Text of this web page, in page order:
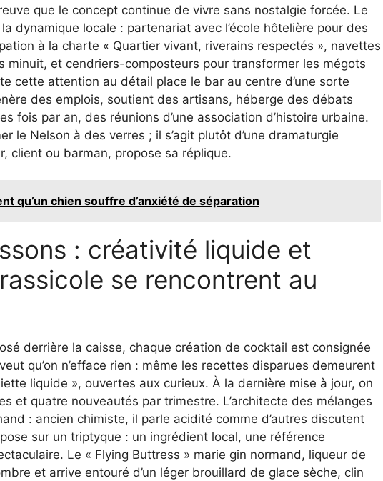
que le concept continue de vivre sans nostalgie forcée. Le
dynamique locale : partenariat avec l’école hôtelière pour des
à la charte « Quartier vivant, riverains respectés », navettes
minuit, et cendriers-composteurs pour transformer les mégots
cette attention au détail place le bar au centre d’une sorte
des emplois, soutient des artisans, héberge des débats
fois par an, des réunions d’une association d’histoire urbaine.
le Nelson à des verres ; il s’agit plutôt d’une dramaturgie
client ou barman, propose sa réplique.
qu’un chien souffre d’anxiété de séparation
: créativité liquide et
se rencontrent au
derrière la caisse, chaque création de cocktail est consignée
qu’on n’efface rien : même les recettes disparues demeurent
liquide », ouvertes aux curieux. À la dernière mise à jour, on
et quatre nouveautés par trimestre. L’architecte des mélanges
: ancien chimiste, il parle acidité comme d’autres discutent
sur un triptyque : un ingrédient local, une référence
Le « Flying Buttress » marie gin normand, liqueur de
et arrive entouré d’un léger brouillard de glace sèche, clin